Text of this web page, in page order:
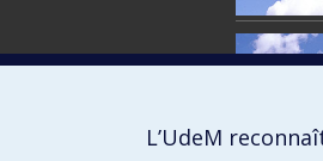
L’UdeM